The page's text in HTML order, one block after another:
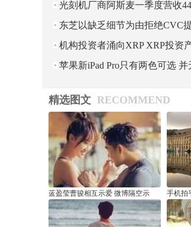
起售价1299美元
光刻机厂商阿斯麦一季度营收
元 新获得47亿欧元订单
东芝以缺乏细节为由拒绝CVC
200亿美元收购要约
机构投资者涌向XRP XRP投资
产管理规模翻倍
苹果新iPad Pro只有两色可选 并
精选图文 RECOMMEND
蓝盈莹曹骏相互示爱 微博隔空示 手机拍